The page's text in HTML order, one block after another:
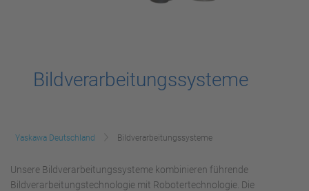
Bildverarbeitungssysteme
Yaskawa Deutschland Bildverarbeitungssysteme
Unsere Bildverarbeitungssysteme kombinieren führende
Bildverarbeitungstechnologie mit Robotertechnologie. Die